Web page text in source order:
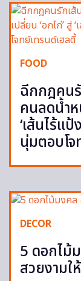
FOOD
ฉีกกฎคน
คนลดน้ำห
‘เส้นไร้แ
นุ่มตอบโจ
DECOR
5 ดอกไม้
สวยงามใ